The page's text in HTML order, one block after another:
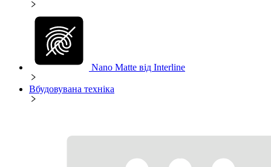
Nano Matte від Interline
Вбудовувана техніка